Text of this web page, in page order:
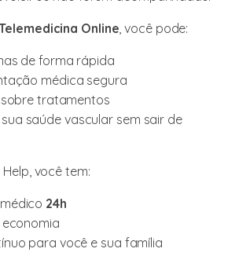
Online, você pode:
de forma rápida
médica segura
tratamentos
saúde vascular sem sair de
você tem:
24h
para você e sua família